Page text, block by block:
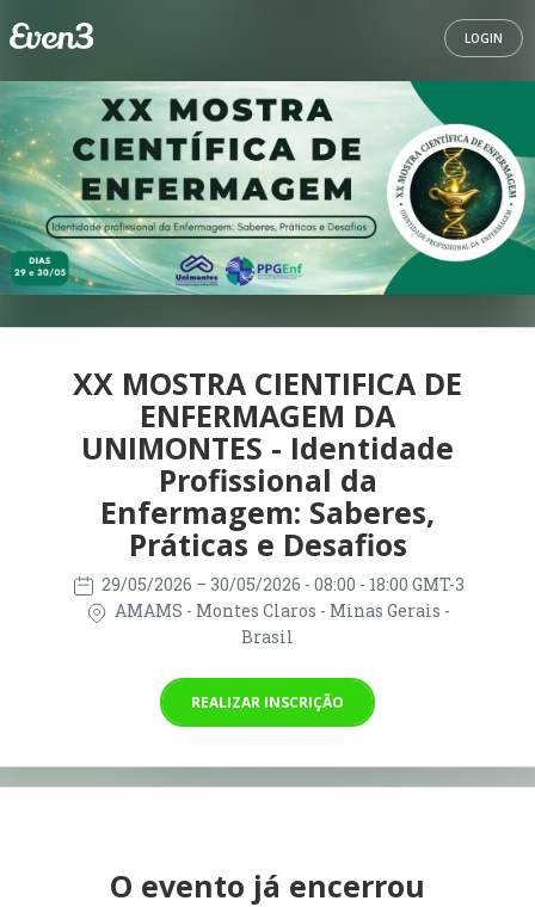
LOGIN
XX MOSTRA CIENTIFICA DE
ENFERMAGEM DA
UNIMONTES - Identidade
Profissional da
Enfermagem: Saberes,
Práticas e Desafios
29/05/2026 – 30/05/2026 - 08:00 - 18:00 GMT-3
AMAMS - Montes Claros - Minas Gerais -
Brasil
REALIZAR INSCRIÇÃO
O evento já encerrou